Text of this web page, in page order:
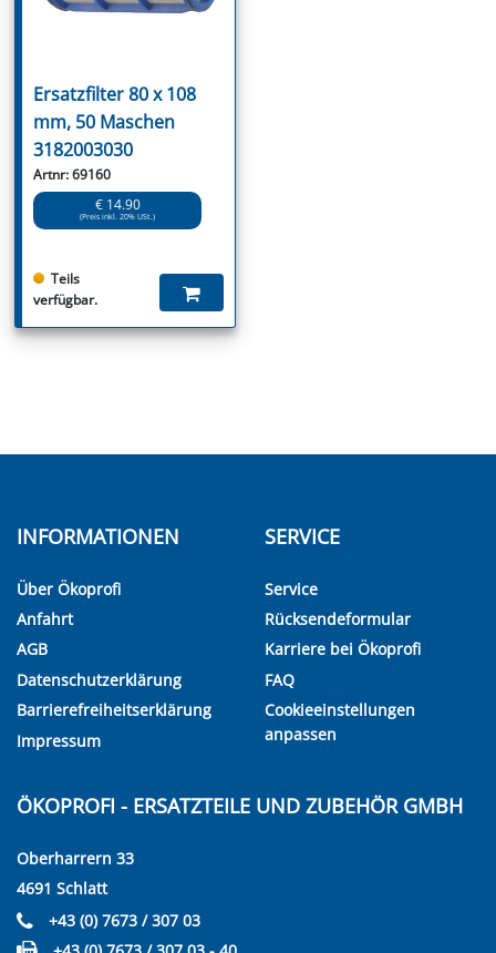
Ersatzfilter 80 x 108
mm, 50 Maschen
3182003030
Artnr: 69160
€ 14.90
(Preis inkl. 20% USt.)
Teils
verfügbar.
INFORMATIONEN
Über Ökoprofi
Anfahrt
AGB
Datenschutzerklärung
Barrierefreiheitserklärung
Impressum
SERVICE
Service
Rücksendeformular
Karriere bei Ökoprofi
FAQ
Cookieeinstellungen
anpassen
ÖKOPROFI - ERSATZTEILE UND ZUBEHÖR GMBH
Oberharrern 33
4691 Schlatt
+43 (0) 7673 / 307 03